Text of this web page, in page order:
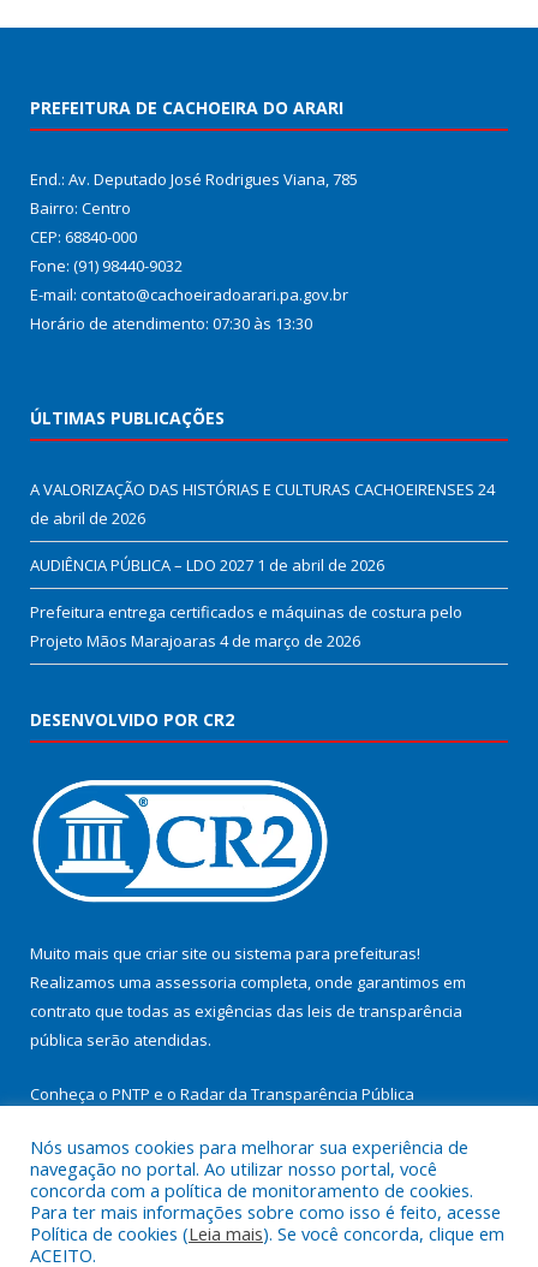
PREFEITURA DE CACHOEIRA DO ARARI
End.: Av. Deputado José Rodrigues Viana, 785
Bairro: Centro
CEP: 68840-000
Fone: (91) 98440-9032
E-mail: contato@cachoeiradoarari.pa.gov.br
Horário de atendimento: 07:30 às 13:30
ÚLTIMAS PUBLICAÇÕES
A VALORIZAÇÃO DAS HISTÓRIAS E CULTURAS CACHOEIRENSES 24
de abril de 2026
AUDIÊNCIA PÚBLICA – LDO 2027 1 de abril de 2026
Prefeitura entrega certificados e máquinas de costura pelo
Projeto Mãos Marajoaras 4 de março de 2026
DESENVOLVIDO POR CR2
Muito mais que criar site ou sistema para prefeituras!
Realizamos uma assessoria completa, onde garantimos em
contrato que todas as exigências das leis de transparência
pública serão atendidas.
Conheça o PNTP e o Radar da Transparência Pública
Todos os direitos reservados a Prefeitura Municipal de
Cachoeira do Arari.
Nós usamos cookies para melhorar sua experiência de
navegação no portal. Ao utilizar nosso portal, você
concorda com a política de monitoramento de cookies.
Para ter mais informações sobre como isso é feito, acesse
Política de cookies (Leia mais). Se você concorda, clique em
ACEITO.